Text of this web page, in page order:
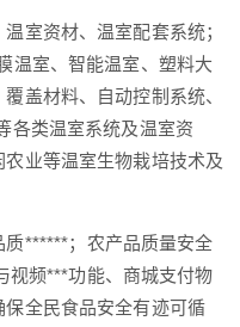
室资材、温室配套系统；
温室、智能温室、塑料大
盖材料、自动控制系统、
各类温室系统及温室资
业等温室生物栽培技术及
******；农产品质量安全
视频***功能、商城支付物
全民食品安全有迹可循